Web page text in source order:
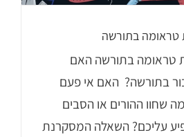
טראומה בתורשה
טראומה בתורשה האם
בתורשה? האם אי פעם
שחוו ההורים או הסבים
עליכם? השאלה המסקרנת